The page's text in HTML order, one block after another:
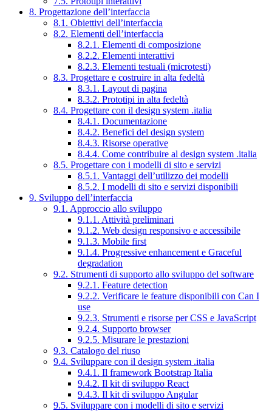
8. Progettazione dell’interfaccia
8.1. Obiettivi dell’interfaccia
8.2. Elementi dell’interfaccia
8.2.1. Elementi di composizione
8.2.2. Elementi interattivi
8.2.3. Elementi testuali (microtesti)
8.3. Progettare e costruire in alta fedeltà
8.3.1. Layout di pagina
8.3.2. Prototipi in alta fedeltà
8.4. Progettare con il design system .italia
8.4.1. Documentazione
8.4.2. Benefici del design system
8.4.3. Risorse operative
8.4.4. Come contribuire al design system .italia
8.5. Progettare con i modelli di sito e servizi
8.5.1. Vantaggi dell’utilizzo dei modelli
8.5.2. I modelli di sito e servizi disponibili
9. Sviluppo dell’interfaccia
9.1. Approccio allo sviluppo
9.1.1. Attività preliminari
9.1.2. Web design responsivo e accessibile
9.1.3. Mobile first
9.1.4. Progressive enhancement e Graceful
degradation
9.2. Strumenti di supporto allo sviluppo del software
9.2.1. Feature detection
9.2.2. Verificare le feature disponibili con Can I
use
9.2.3. Strumenti e risorse per CSS e JavaScript
9.2.4. Supporto browser
9.2.5. Misurare le prestazioni
9.3. Catalogo del riuso
9.4. Sviluppare con il design system .italia
9.4.1. Il framework Bootstrap Italia
9.4.2. Il kit di sviluppo React
9.4.3. Il kit di sviluppo Angular
9.5. Sviluppare con i modelli di sito e servizi